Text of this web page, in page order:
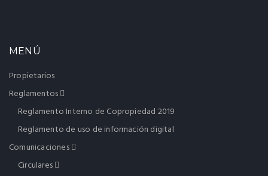
MENÚ
Propietarios
Reglamentos
Reglamento Interno de Copropiedad 2019
Reglamento de uso de información digital
Comunicaciones
Circulares